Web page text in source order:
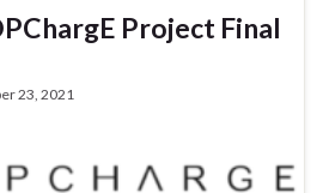
Project Final
23, 2021